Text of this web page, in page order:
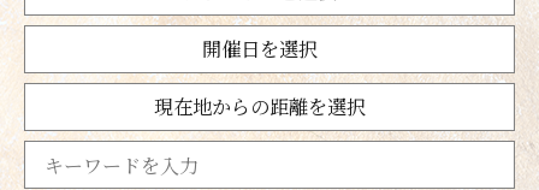
開催日を選択
現在地からの距離を選択